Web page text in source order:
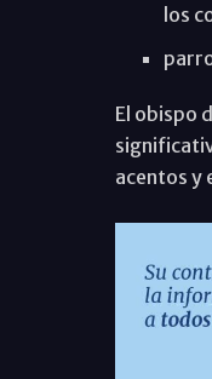
los
El obispo
acentos y